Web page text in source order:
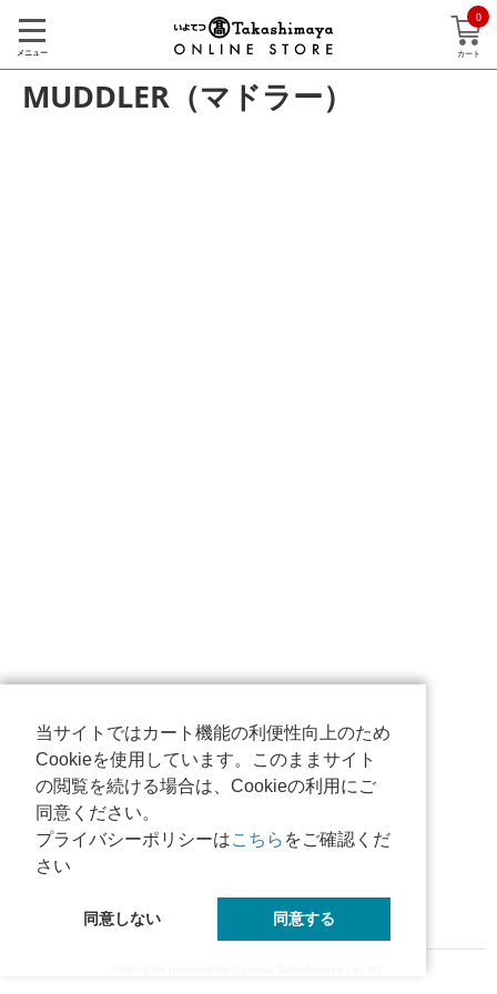
メニュー
0
カート
MUDDLER（マドラー）
当サイトではカート機能の利便性向上のため
Cookieを使用しています。このままサイト
の閲覧を続ける場合は、Cookieの利用にご
同意ください。
プライバシーポリシーはこちら をご確認くだ
さい
同意しない 同意する